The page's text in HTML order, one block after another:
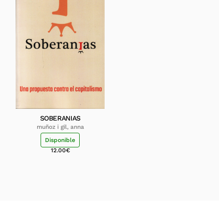
SOBERANIAS
muñoz i gil, anna
Disponible
12.00€